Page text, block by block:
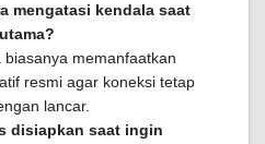
mengatasi kendala saat
biasanya memanfaatkan
resmi agar koneksi tetap
lancar.
disiapkan saat ingin